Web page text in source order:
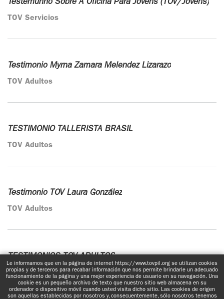
Testemunho Sobre A Oficina Para Jovens (TOV/Jovens)
TOV Servicios
Testimonio Myrna Zamara Melendez Lizarazo
TOV Adultos
TESTIMONIO TALLERISTA BRASIL
TOV Adultos
Testimonio TOV Laura González
TOV Adultos
TESTIMONIOS TOV ADULTOS
TOV Adultos
Le informamos que en la página de internet https://www.tovpil.org se utilizan cookies
propias y de terceros para recabar información que nos permite brindarle un adecuado
funcionamiento de la página y una mejor experiencia de usuario en su navegación. Una
cookie es un pequeño archivo de texto que nuestro sitio web almacena en su
ordenador o dispositivo móvil cuando usted visita dicho sitio. Las cookies de origen
son aquellas establecidas por nosotros y, consecuentemente, sólo nosotros tenemos